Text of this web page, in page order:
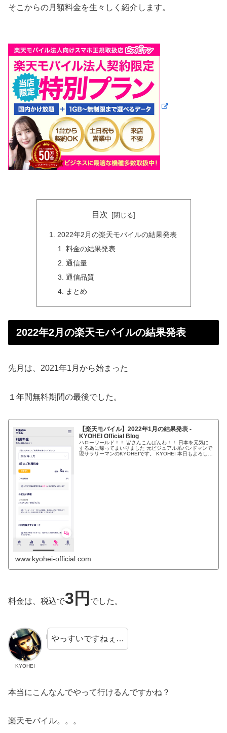
そこからの月額料金を生々しく紹介します。
目次
2022年2月の楽天モバイルの結果発表
料金の結果発表
通信量
通信品質
まとめ
2022年2月の楽天モバイルの結果発表
先月は、2021年1月から始まった
１年間無料期間の最後でした。
【楽天モバイル】2022年1月の結果発表 -
KYOHEI Official Blog
ハローワールド！！ 皆さんこんばんわ！！ 日本を元気に
する為に帰ってまいりました 元ビジュアル系バンドマンで
現サラリーマンのKYOHEIです。 KYOHEI 本日もよろしく
www.kyohei-official.com
料金は、税込で3円 でした。
KYOHEI
やっすいですねぇ…
本当にこんなんでやって行けるんですかね？
楽天モバイル。。。